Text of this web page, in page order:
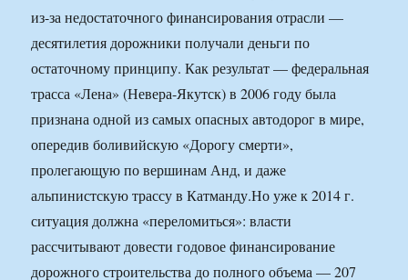
из-за недостаточного финансирования отрасли —
десятилетия дорожники получали деньги по
остаточному принципу. Как результат — федеральная
трасса «Лена» (Невера-Якутск) в 2006 году была
признана одной из самых опасных автодорог в мире,
опередив боливийскую «Дорогу смерти»,
пролегающую по вершинам Анд, и даже
альпинистскую трассу в Катманду.Но уже к 2014 г.
ситуация должна «переломиться»: власти
рассчитывают довести годовое финансирование
дорожного строительства до полного объема — 207